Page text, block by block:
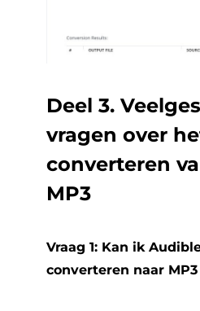
Deel 3.
vragen over
converteren
MP3
Vraag 1: Kan ik
converteren naar